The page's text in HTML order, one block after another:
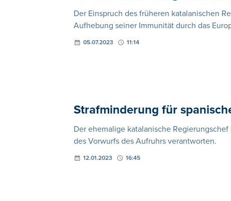
Der Einspruch des früheren katalanischen
Aufhebung seiner Immunität durch das
05.07.2023 11:14
Strafminderung für
Der ehemalige katalanische
des Vorwurfs des Aufruhrs verantworten.
12.01.2023 16:45